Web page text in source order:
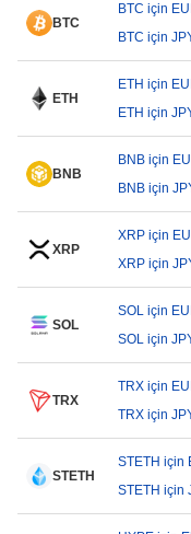
BTC
BTC için
BTC için
ETH
ETH için
ETH için
BNB
BNB için
BNB için
XRP
XRP için
XRP için
SOL
SOL için
SOL için
TRX
TRX için
TRX için
STETH
STETH için
STETH için